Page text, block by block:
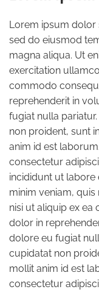
Lorem ipsum dolor
sed do eiusmod
magna aliqua. Ut
exercitation
commodo
reprehenderit in
fugiat nulla
non proident, sunt
anim id est
consectetur
incididunt ut labore
minim veniam,
nisi ut aliquip ex
dolor in
dolore eu fugiat
cupidatat non
mollit anim id est
consectetur